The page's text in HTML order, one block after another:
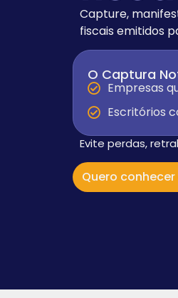
Capture,
fiscais emitidos
O Captura
Empresas
Escritórios
Evite perdas,
Quero